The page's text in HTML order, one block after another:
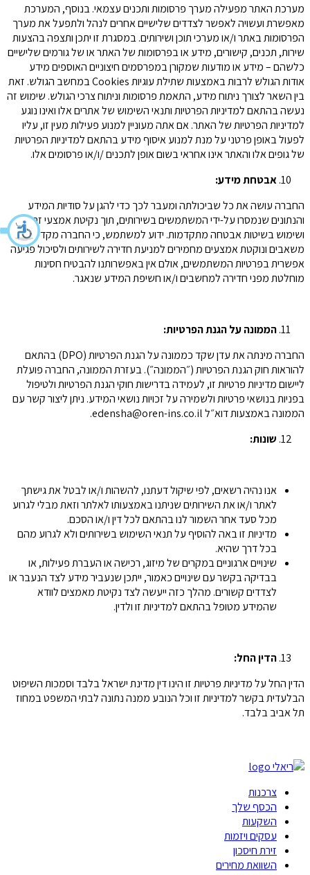
מערכת האתר מפעילה מערך פרסומות ותכנים עצמאי. בנוסף, המערכת
מאפשרת ועשויה לאפשר לצדדים שלישיים אחרים לנהל ולתפעל את מערך
הפרסומות באתר ו/או מערכי תוכן ושירותים. במסגרת זו יתכן ותצפה בהצעות
שירות, תכנים, קישורים, מידע או בפרסומות של האתר או של גורמים שלישיים
כלשהם – מידע או מודעות שמקורן במפרסמים חיצוניים האוספים מידע
אודות הגולש לרבות באמצעות שתילת עוגיות Cookies במחשב הגולש. זאת
בין השאר לצורך ניתוח מידע, התאמת פרסומות וניתוח צרכי הגולש. שימוש זה
נעשה בהתאם למדיניות הפרטיות ותנאי השימוש של אתרים אלו ואינו נוגע
למדיניות הפרטיות של האתר. אם אתה מעוניין למנוע פעילות מעין זו, עליו
לפעול באופן פרטני על מנת למנוע איסוף מידע בהתאם למדיניות הפרטיות
של גופים אלו והאתר אינו אחראי בשום אופן לתכנים /ו/או פרסומים אלו.
אבטחת מידע:
החברה עושה את כל שביכולתה ומעבר לכך כדי להגן על סודיות המידע
והנתונים שנמסרו על-ידי המשתמשים בשירותים, תוך נקיטת אמצעי זהירות
ושימוש בשיטות אבטחה מתקדמות. ידוע למשתמש, כי החברה מקדישה
משאבים ונוקטת אמצעים מחמירים למניעת חדירה לשירותים ולסיכול פגיעה
אפשרית בפרטיות המשתמשים, אולם אין באפשרותנו להבטיח חסינות
מוחלטת מפני חדירה למחשבים ו/או חשיפת המידע שנאגר.
הממונה על הגנת הפרטיות:
החברה מינתה את עדן שקד כממונה על הגנת הפרטיות (DPO) בהתאם
להוראות חוק הגנת הפרטיות (״הממונה״). בעזרת הממונה, החברה פועלת
ליישום מדיניות פרטיות זו, לעמידה בדרישות חוקי הגנת הפרטיות ולטיפול
בפניות בנושאי פרטיות ולשמירה על זכויות נושאי המידע. ניתן ליצור קשר עם
הממונה באמצעות דוא״ל edensha@oren-ins.co.il.
שונות:
אנו נהיה רשאים, לפי שיקול דעתנו, להשהות ו/או לבטל את גישתך
לאתר ו/או את השירותים שניתנו באמצעותו לאלתר וזאת מבלי לגרוע
מכל סעד אחר השמור לנו בהתאם לכל דין ו/או הסכם.
מדיניות זו באה להוסיף על תנאי השימוש בשירותים ולא לגרוע מהם
בכל דרך שהיא.
שינויים ארגוניים במקרים של מיזוג, רכישה או העברת פעילות, או
בבדיקה בקשר עם שינויים כאמור, ייתכן שנעביר מידע לצד הנעבר או
לצדדים קשורים. מהלך כזה ייעשה לצד נקיטת מאמצים לוודא
שהמידע מטופל בהתאם למדיניות זו ולדין.
הדין החל:
הדין החל על מדיניות פרטיות זו הינו דין מדינת ישראל בלבד וסמכות השיפוט
הבלעדית בקשר למדיניות זו וכל הנובע ממנה נתונה לבתי המשפט במחוז
תל אביב בלבד.
צרכנות
הכסף שלך
השקעות
עסקים ויזמות
זירת חיסכון
השוואת מחירים